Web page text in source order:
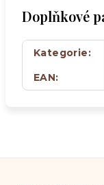
Doplňkové
Kategorie:
EAN: